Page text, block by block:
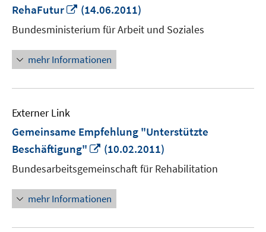
RehaFutur
In
neuem
Fenster
öffnen
(14.06.2011)
Bundesministerium für Arbeit und Soziales
mehr Informationen
Externer Link
Gemeinsame Empfehlung "Unterstützte
Beschäftigung"
In
neuem
Fenster
öffnen
(10.02.2011)
Bundesarbeitsgemeinschaft für Rehabilitation
mehr Informationen